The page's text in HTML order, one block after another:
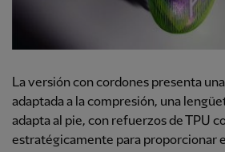
La versión con cordones presenta
adaptada a la compresión, una
adapta al pie, con refuerzos de TPU
estratégicamente para proporcionar